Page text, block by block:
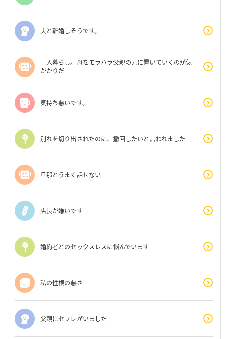
夫と離婚しそうです。
一人暮らし。母をモラハラ父親の元に置いていくのが気
がかりだ
気持ち悪いです。
別れを切り出されたのに、撤回したいと言われました
旦那とうまく話せない
店長が嫌いです
婚約者とのセックスレスに悩んでいます
私の性根の悪さ
父親にセフレがいました